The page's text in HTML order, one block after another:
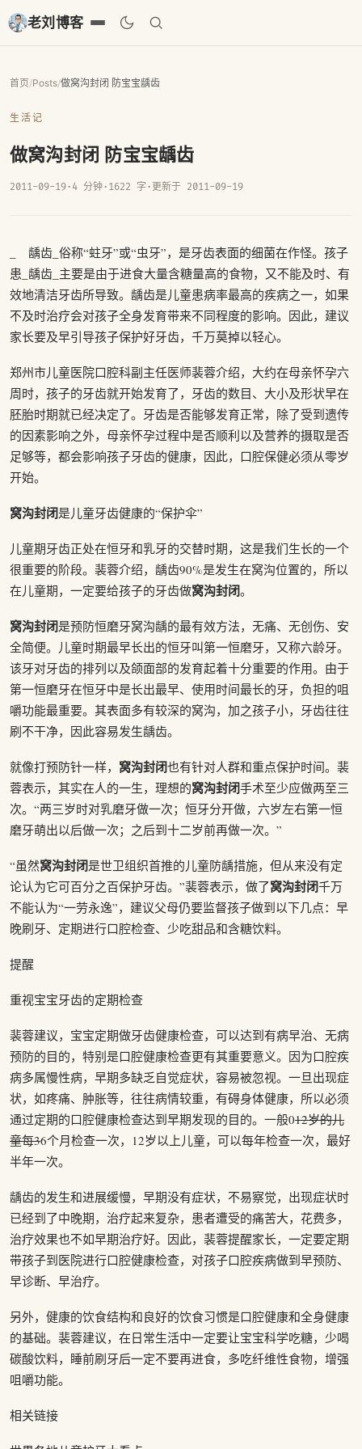
老刘博客
首页/Posts/做窝沟封闭 防宝宝龋齿
生活记
做窝沟封闭 防宝宝龋齿
2011-09-19· 4 分钟· 1622 字 · 更新于 2011-09-19
_ 龋齿_俗称“蛀牙”或“虫牙”，是牙齿表面的细菌在作怪。孩子
患_龋齿_主要是由于进食大量含糖量高的食物，又不能及时、有
效地清洁牙齿所导致。龋齿是儿童患病率最高的疾病之一，如果
不及时治疗会对孩子全身发育带来不同程度的影响。因此，建议
家长要及早引导孩子保护好牙齿，千万莫掉以轻心。
郑州市儿童医院口腔科副主任医师裴蓉介绍，大约在母亲怀孕六
周时，孩子的牙齿就开始发育了，牙齿的数目、大小及形状早在
胚胎时期就已经决定了。牙齿是否能够发育正常，除了受到遗传
的因素影响之外，母亲怀孕过程中是否顺利以及营养的摄取是否
足够等，都会影响孩子牙齿的健康，因此，口腔保健必须从零岁
开始。
窝沟封闭是儿童牙齿健康的“保护伞”
儿童期牙齿正处在恒牙和乳牙的交替时期，这是我们生长的一个
很重要的阶段。裴蓉介绍，龋齿90%是发生在窝沟位置的，所以
在儿童期，一定要给孩子的牙齿做窝沟封闭。
窝沟封闭是预防恒磨牙窝沟龋的最有效方法，无痛、无创伤、安
全简便。儿童时期最早长出的恒牙叫第一恒磨牙，又称六龄牙。
该牙对牙齿的排列以及颌面部的发育起着十分重要的作用。由于
第一恒磨牙在恒牙中是长出最早、使用时间最长的牙，负担的咀
嚼功能最重要。其表面多有较深的窝沟，加之孩子小，牙齿往往
刷不干净，因此容易发生龋齿。
就像打预防针一样， 窝沟封闭也有针对人群和重点保护时间。裴
蓉表示，其实在人的一生，理想的窝沟封闭手术至少应做两至三
次。“两三岁时对乳磨牙做一次；恒牙分开做，六岁左右第一恒
磨牙萌出以后做一次；之后到十二岁前再做一次。”
“虽然窝沟封闭是世卫组织首推的儿童防龋措施，但从来没有定
论认为它可百分之百保护牙齿。”裴蓉表示，做了窝沟封闭千万
不能认为“一劳永逸”，建议父母仍要监督孩子做到以下几点：早
晚刷牙、定期进行口腔检查、少吃甜品和含糖饮料。
提醒
重视宝宝牙齿的定期检查
裴蓉建议，宝宝定期做牙齿健康检查，可以达到有病早治、无病
预防的目的，特别是口腔健康检查更有其重要意义。因为口腔疾
病多属慢性病，早期多缺乏自觉症状，容易被忽视。一旦出现症
状，如疼痛、肿胀等，往往病情较重，有碍身体健康，所以必须
通过定期的口腔健康检查达到早期发现的目的。一般012岁的儿
童每36个月检查一次，12岁以上儿童，可以每年检查一次，最好
半年一次。
龋齿的发生和进展缓慢，早期没有症状，不易察觉，出现症状时
已经到了中晚期，治疗起来复杂，患者遭受的痛苦大，花费多，
治疗效果也不如早期治疗好。因此，裴蓉提醒家长，一定要定期
带孩子到医院进行口腔健康检查，对孩子口腔疾病做到早预防、
早诊断、早治疗。
另外，健康的饮食结构和良好的饮食习惯是口腔健康和全身健康
的基础。裴蓉建议，在日常生活中一定要让宝宝科学吃糖，少喝
碳酸饮料，睡前刷牙后一定不要再进食，多吃纤维性食物，增强
咀嚼功能。
相关链接